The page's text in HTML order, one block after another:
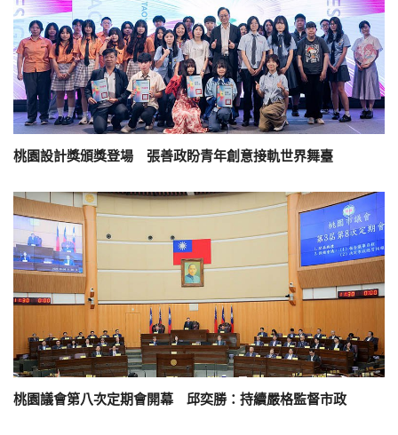
桃園設計獎頒獎登場 張善政盼青年創意接軌世界舞臺
桃園議會第八次定期會開幕 邱奕勝：持續嚴格監督市政